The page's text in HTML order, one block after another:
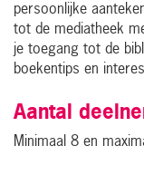
persoonlijke
tot de mediatheek
je toegang tot de
boekentips en
Aantal
Minimaal 8 en